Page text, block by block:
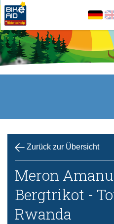
Zurück zur Übersicht
Meron
Bergtrikot -
Rwanda